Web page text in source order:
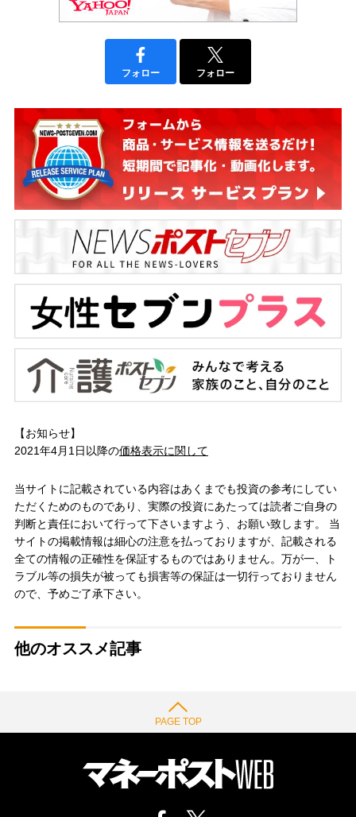
フォロー フォロー
【お知らせ】
2021年4月1日以降の価格表示に関して
当サイトに記載されている内容はあくまでも投資の参考にしてい
ただくためのものであり、実際の投資にあたっては読者ご自身の
判断と責任において行って下さいますよう、お願い致します。 当
サイトの掲載情報は細心の注意を払っておりますが、記載される
全ての情報の正確性を保証するものではありません。万が一、ト
ラブル等の損失が被っても損害等の保証は一切行っておりません
ので、予めご了承下さい。
他のオススメ記事
PAGE TOP